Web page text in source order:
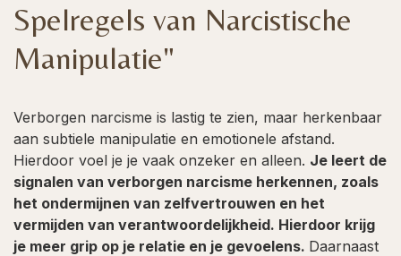
Spelregels van Narcistische
Manipulatie"
Verborgen narcisme is lastig te zien, maar herkenbaar
aan subtiele manipulatie en emotionele afstand.
Hierdoor voel je je vaak onzeker en alleen. Je leert de
signalen van verborgen narcisme herkennen, zoals
het ondermijnen van zelfvertrouwen en het
vermijden van verantwoordelijkheid. Hierdoor krijg
je meer grip op je relatie en je gevoelens. Daarnaast